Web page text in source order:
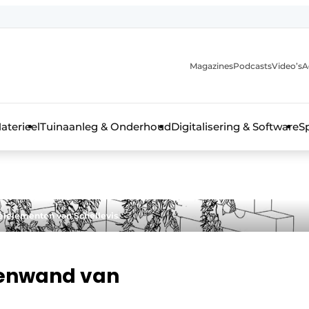
MagazinesPodcastsVideo’s
Tuinaanleg & OnderhoudDigitalisering & Software
van Schellevis.
van